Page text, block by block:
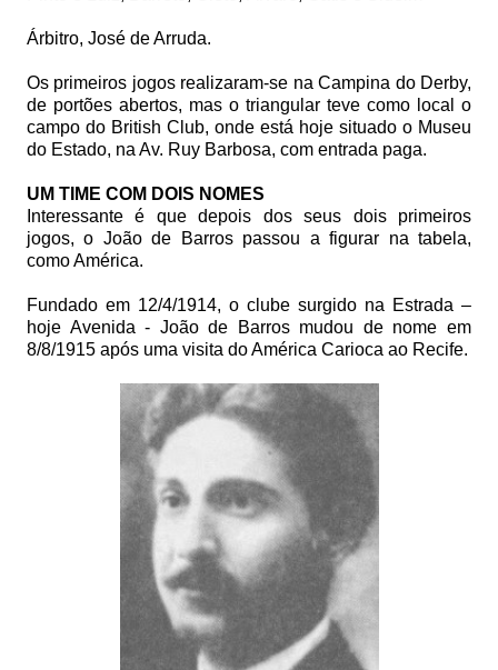
Árbitro, José de Arruda.
Os primeiros jogos realizaram-se na Campina do Derby,
de portões abertos, mas o triangular teve como local o
campo do British Club, onde está hoje situado o Museu
do Estado, na Av. Ruy Barbosa, com entrada paga.
UM TIME COM DOIS NOMES
Interessante é que depois dos seus dois primeiros
jogos, o João de Barros passou a figurar na tabela,
como América.
Fundado em 12/4/1914, o clube surgido na Estrada –
hoje Avenida - João de Barros mudou de nome em
8/8/1915 após uma visita do América Carioca ao Recife.